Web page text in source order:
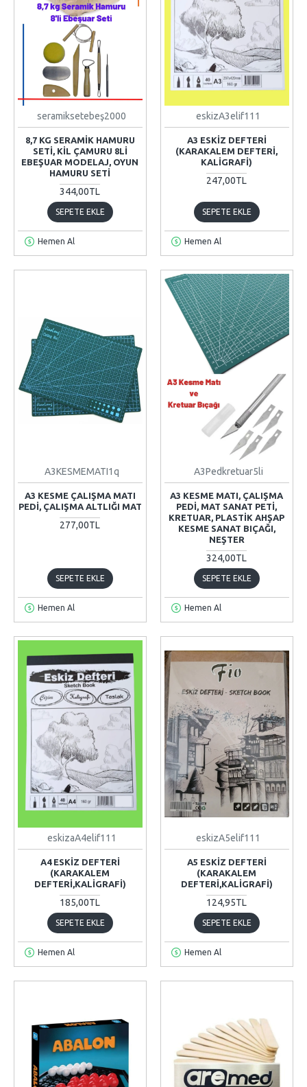
seramiksetebeş2000
8,7 KG SERAMIK HAMURU
SETI, KIL ÇAMURU 8LI
EBEŞUAR MODELAJ, OYUN
HAMURU SETI
344,00TL
SEPETE EKLE
Hemen Al
eskizA3elif111
A3 ESKIZ DEFTERI
(KARAKALEM DEFTERİ,
KALİGRAFİ)
247,00TL
SEPETE EKLE
Hemen Al
A3KESMEMATI1q
A3 KESME ÇALIŞMA MATI
PEDI, ÇALIŞMA ALTLIĞI MAT
277,00TL
SEPETE EKLE
Hemen Al
A3Pedkretuar5li
A3 KESME MATI, ÇALIŞMA
PEDI, MAT SANAT PETI,
KRETUAR, PLASTIK AHŞAP
KESME SANAT BIÇAĞI,
NEŞTER
324,00TL
SEPETE EKLE
Hemen Al
eskizaA4elif111
A4 ESKIZ DEFTERI
(KARAKALEM
DEFTERİ,KALİGRAFİ)
185,00TL
SEPETE EKLE
Hemen Al
eskizA5elif111
A5 ESKIZ DEFTERI
(KARAKALEM
DEFTERİ,KALİGRAFİ)
124,95TL
SEPETE EKLE
Hemen Al